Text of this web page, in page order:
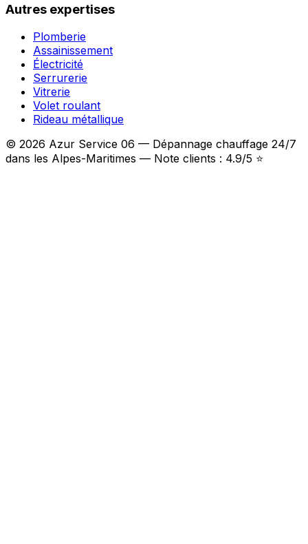
Autres expertises
Plomberie
Assainissement
Électricité
Serrurerie
Vitrerie
Volet roulant
Rideau métallique
© 2026 Azur Service 06 — Dépannage chauffage 24/7
dans les Alpes-Maritimes — Note clients : 4.9/5 ⭐